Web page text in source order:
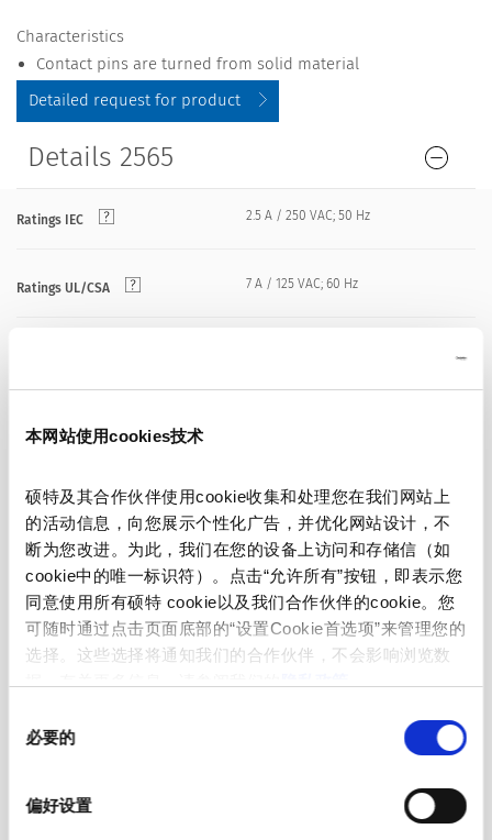
本网站使用cookies技术
硕特及其合作伙伴使用cookie收集和处理您在我们网站上
的活动信息，向您展示个性化广告，并优化网站设计，不
断为您改进。为此，我们在您的设备上访问和存储信（如
cookie中的唯一标识符）。点击“允许所有”按钮，即表示您
同意使用所有硕特 cookie以及我们合作伙伴的cookie。您
可随时通过点击页面底部的“设置Cookie首选项”来管理您的
选择。这些选择将通知我们的合作伙伴，不会影响浏览数
必要的
偏好设置
Characteristics
Contact pins are turned from solid material
Detailed request for product
Details 2565
Ratings IEC 2.5 A / 250 VAC; 50 Hz
Ratings UL/CSA 7 A / 125 VAC; 60 Hz
(1 min/50 Hz)
IP-Protection front side IP20 acc. to IEC 60529
Protection against electric shock
Suitable for appliances with protection
class I acc. to IEC 61140
Panel Thickness S